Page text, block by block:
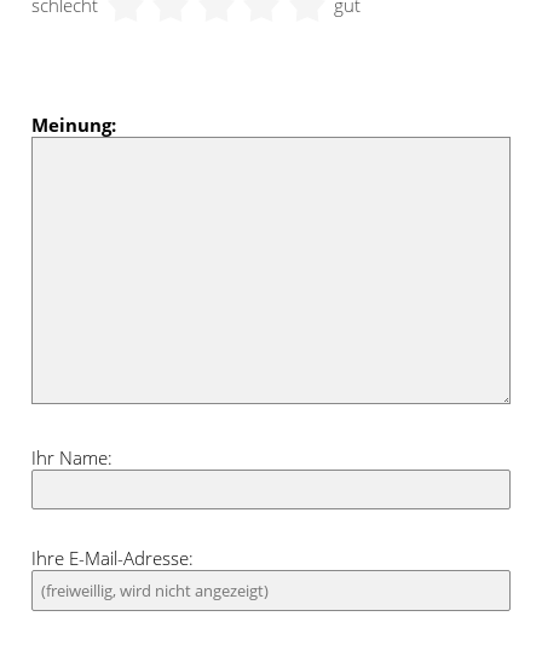
schlecht gut
Meinung:
Ihr Name:
Ihre E-Mail-Adresse: